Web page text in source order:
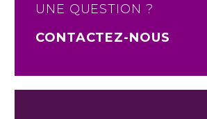
UNE QUESTION ?
CONTACTEZ-NOUS